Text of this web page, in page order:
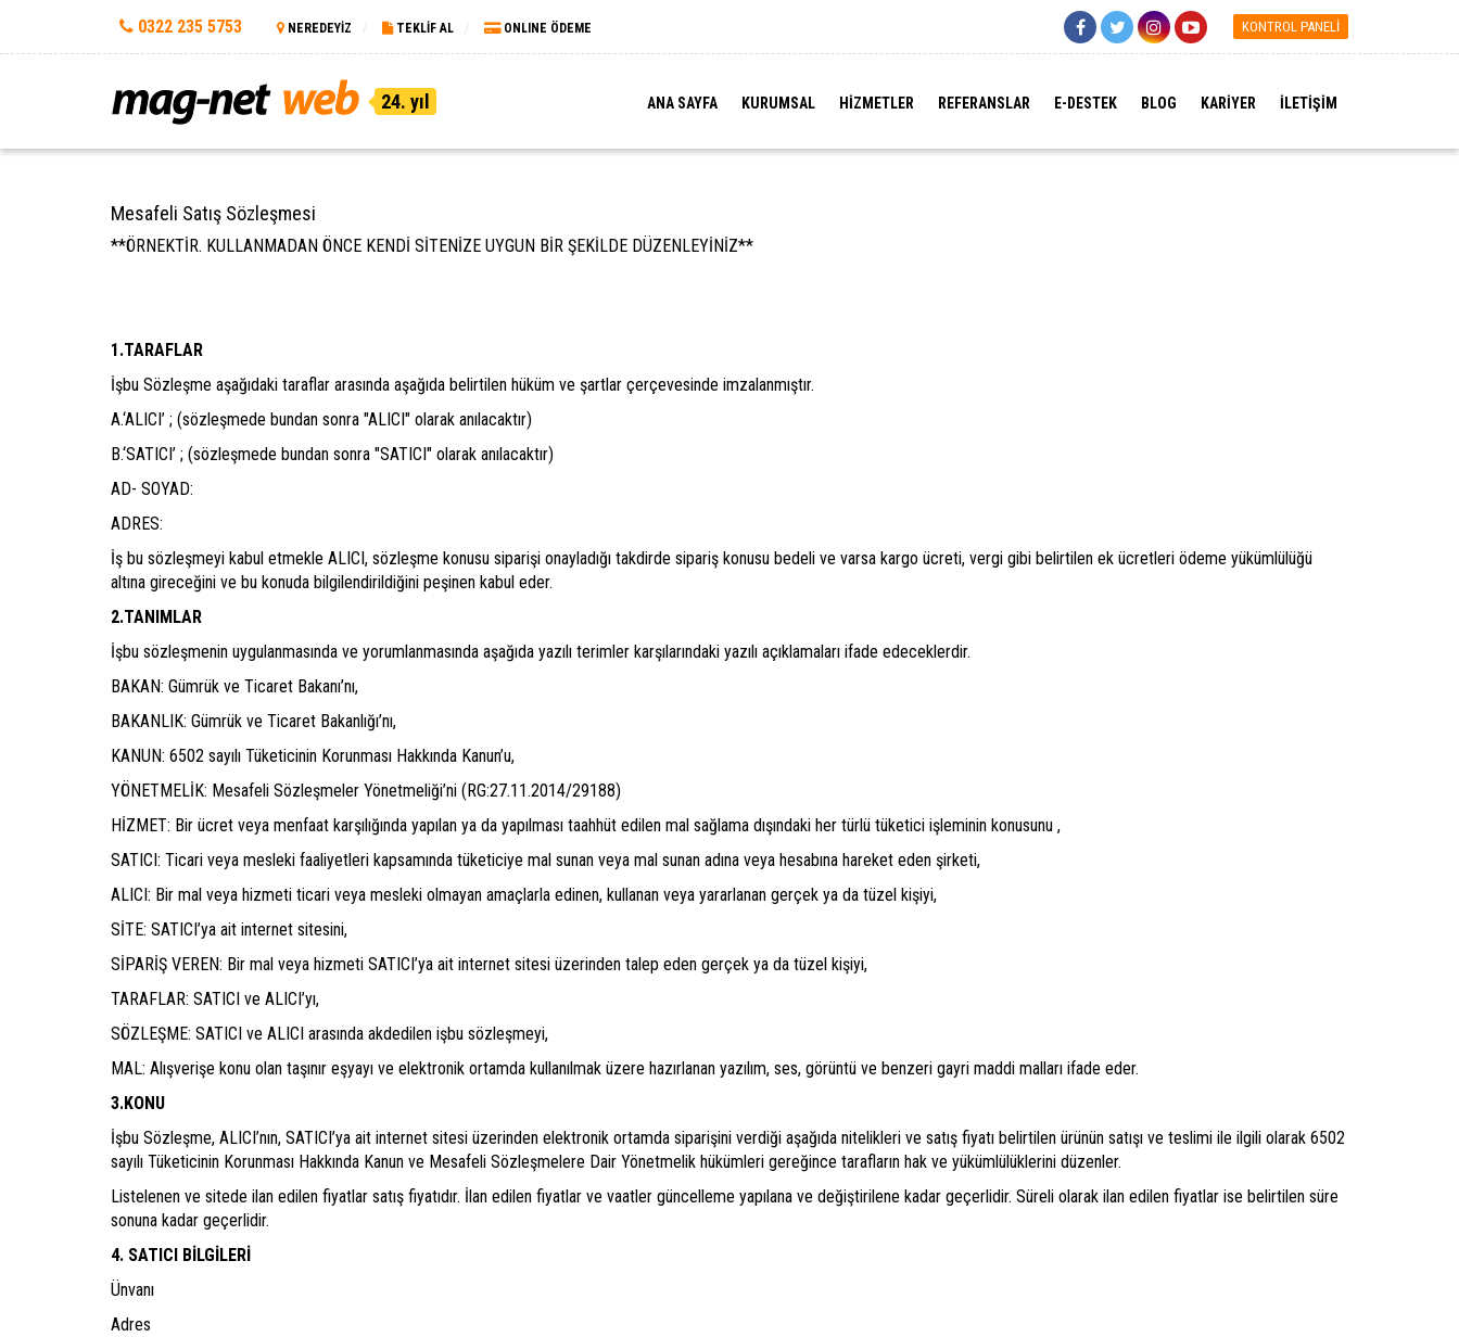
0322 235 5753 NEREDEYİZ TEKLİF AL ONLINE ÖDEME KONTROL PANELİ
24. yıl ANA SAYFA KURUMSAL HİZMETLER REFERANSLAR E-DESTEK BLOG KARİYER İLETİŞİM
Mesafeli Satış Sözleşmesi
**ÖRNEKTİR. KULLANMADAN ÖNCE KENDİ SİTENİZE UYGUN BİR ŞEKİLDE DÜZENLEYİNİZ**
1.TARAFLAR
İşbu Sözleşme aşağıdaki taraflar arasında aşağıda belirtilen hüküm ve şartlar çerçevesinde imzalanmıştır.
A.‘ALICI’ ; (sözleşmede bundan sonra "ALICI" olarak anılacaktır)
B.‘SATICI’ ; (sözleşmede bundan sonra "SATICI" olarak anılacaktır)
AD- SOYAD:
ADRES:
İş bu sözleşmeyi kabul etmekle ALICI, sözleşme konusu siparişi onayladığı takdirde sipariş konusu bedeli ve varsa kargo ücreti, vergi gibi belirtilen ek ücretleri ödeme yükümlülüğü
altına gireceğini ve bu konuda bilgilendirildiğini peşinen kabul eder.
2.TANIMLAR
İşbu sözleşmenin uygulanmasında ve yorumlanmasında aşağıda yazılı terimler karşılarındaki yazılı açıklamaları ifade edeceklerdir.
BAKAN: Gümrük ve Ticaret Bakanı’nı,
BAKANLIK: Gümrük ve Ticaret Bakanlığı’nı,
KANUN: 6502 sayılı Tüketicinin Korunması Hakkında Kanun’u,
YÖNETMELİK: Mesafeli Sözleşmeler Yönetmeliği’ni (RG:27.11.2014/29188)
HİZMET: Bir ücret veya menfaat karşılığında yapılan ya da yapılması taahhüt edilen mal sağlama dışındaki her türlü tüketici işleminin konusunu ,
SATICI: Ticari veya mesleki faaliyetleri kapsamında tüketiciye mal sunan veya mal sunan adına veya hesabına hareket eden şirketi,
ALICI: Bir mal veya hizmeti ticari veya mesleki olmayan amaçlarla edinen, kullanan veya yararlanan gerçek ya da tüzel kişiyi,
SİTE: SATICI’ya ait internet sitesini,
SİPARİŞ VEREN: Bir mal veya hizmeti SATICI’ya ait internet sitesi üzerinden talep eden gerçek ya da tüzel kişiyi,
TARAFLAR: SATICI ve ALICI’yı,
SÖZLEŞME: SATICI ve ALICI arasında akdedilen işbu sözleşmeyi,
MAL: Alışverişe konu olan taşınır eşyayı ve elektronik ortamda kullanılmak üzere hazırlanan yazılım, ses, görüntü ve benzeri gayri maddi malları ifade eder.
3.KONU
İşbu Sözleşme, ALICI’nın, SATICI’ya ait internet sitesi üzerinden elektronik ortamda siparişini verdiği aşağıda nitelikleri ve satış fiyatı belirtilen ürünün satışı ve teslimi ile ilgili olarak 6502
sayılı Tüketicinin Korunması Hakkında Kanun ve Mesafeli Sözleşmelere Dair Yönetmelik hükümleri gereğince tarafların hak ve yükümlülüklerini düzenler.
Listelenen ve sitede ilan edilen fiyatlar satış fiyatıdır. İlan edilen fiyatlar ve vaatler güncelleme yapılana ve değiştirilene kadar geçerlidir. Süreli olarak ilan edilen fiyatlar ise belirtilen süre
sonuna kadar geçerlidir.
4. SATICI BİLGİLERİ
Ünvanı
Adres